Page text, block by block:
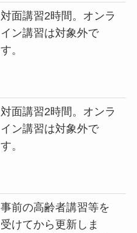
対面講習2時間。オンラ
イン講習は対象外で
す。
対面講習2時間。オンラ
イン講習は対象外で
す。
事前の高齢者講習等を
受けてから更新しま